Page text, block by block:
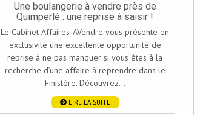
Une boulangerie à vendre près de
Quimperlé : une reprise à saisir !
Le Cabinet Affaires-AVendre vous présente en
exclusivité une excellente opportunité de
reprise à ne pas manquer si vous êtes à la
recherche d’une affaire à reprendre dans le
Finistère. Découvrez...
LIRE LA SUITE